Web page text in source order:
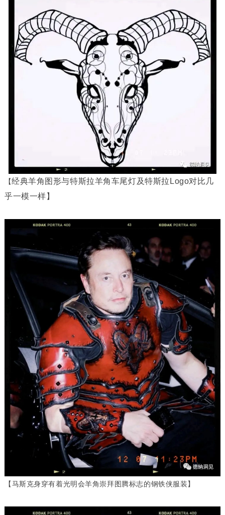
【经典羊角图形与特斯拉羊角车尾灯及特斯拉Logo对比几
乎一模一样】
【马斯克身穿有着光明会羊角崇拜图腾标志的钢铁侠服装】